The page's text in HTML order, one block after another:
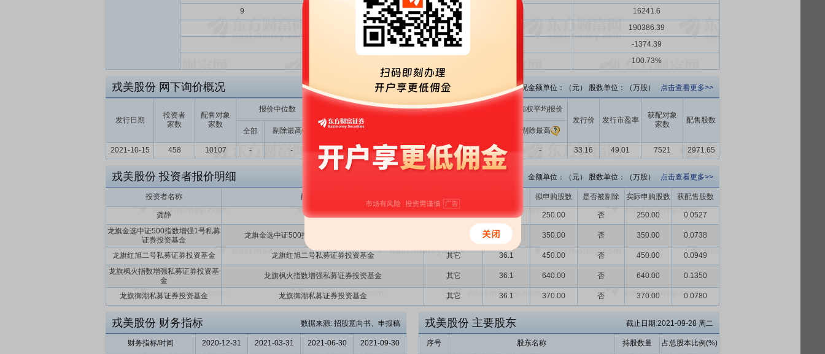
9
剩余超募资金永久补充流动资金
16241.6
投资金额总计
190386.39
超额募集资金（实际募集资金-投资金额总计）
-1374.39
100.73%
戎美股份 网下询价概况 戎美股份网下询价概况金额单位：（元） 股数单位：（万股） 点击查看更多>>
发行日期
投资者
家数
配售对象
家数
报价中位数 加权平均报价 公募基金报价中位数
公募基金加权平均报价
发行价
发行市盈率
获配对象
家数
配售股数
全部
剔除最高 剔除最高 剔除最高
2021-10-15 458 10107 - - - - - - - - 33.16 49.01 7521 2971.65
戎美股份 投资者报价明细 金额单位：（元） 股数单位：（万股） 点击查看更多>>
投资者名称 配售对象名称 拟申购股数 是否被剔除 实际申购股数 获配售股数
龚静 龚静 其它 36.8 250.00 否 250.00
0.0527
龙旗金选中证500指数增强1号私募
证券投资基金
龙旗金选中证500指数增强1号私募证券投资基金 36.1 350.00 否 350.00 0.0738
龙旗红旭二号私募证券投资基金 龙旗红旭二号私募证券投资基金 其它 36.1 450.00 否 450.00
0.0949
龙旗枫火指数增强私募证券投资基
金
龙旗枫火指数增强私募证券投资基金 其它 36.1 640.00 否 640.00 0.1350
龙旗御潮私募证券投资基金 龙旗御潮私募证券投资基金 其它 36.1 370.00 否 370.00 0.0780
戎美股份 财务指标 数据来源: 招股意向书、申报稿
财务指标/时间 2020-12-31 2021-03-31 2021-06-30 2021-09-30
戎美股份 主要股东 截止日期:2021-09-28 周二
序号 股东名称 持股数量 占总股本比例(%)